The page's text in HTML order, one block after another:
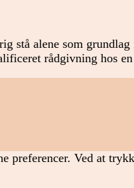
stå alene som
rådgivning hos
preferencer. Ved at